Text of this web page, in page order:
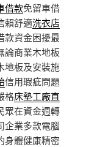
借款免留車借
賴舒適洗衣店
款資金困擾最
論商業木地板
地板及安裝施
信用瑕疵問題
格床墊工廠直
眾在資金週轉
企業多款電腦
身體健康精密